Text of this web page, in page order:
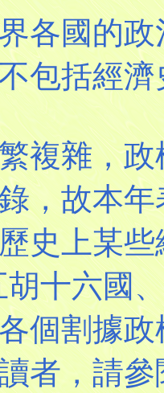
各國的
包括經
複雜，
，故本
史上某
十六國
個割據
者，請參